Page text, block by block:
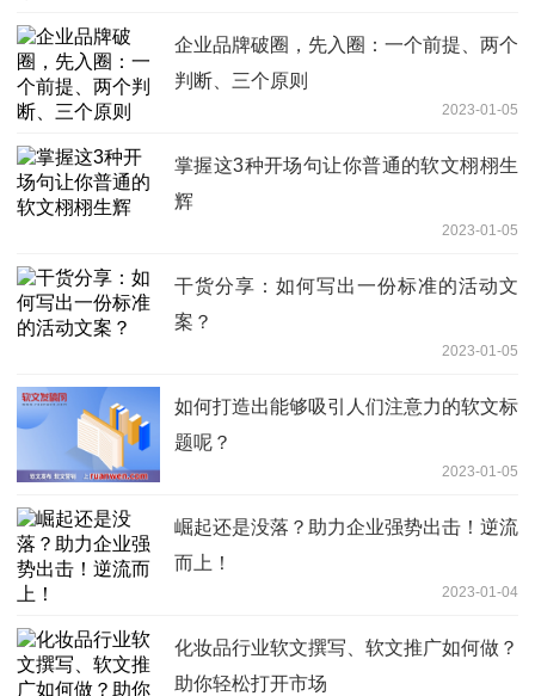
企业品牌破圈，先入圈：一个前提、两个
判断、三个原则
2023-01-05
掌握这3种开场句让你普通的软文栩栩生
辉
2023-01-05
干货分享：如何写出一份标准的活动文
案？
2023-01-05
如何打造出能够吸引人们注意力的软文标
题呢？
2023-01-05
崛起还是没落？助力企业强势出击！逆流
而上！
2023-01-04
化妆品行业软文撰写、软文推广如何做？
助你轻松打开市场